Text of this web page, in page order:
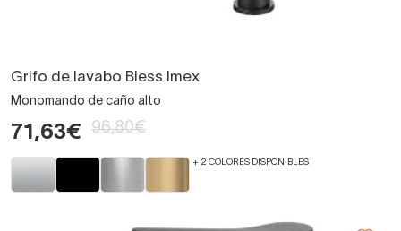
Grifo de lavabo Bless Imex
Monomando de caño alto
71,63€ 96,80€
+ 2 COLORES DISPONIBLES